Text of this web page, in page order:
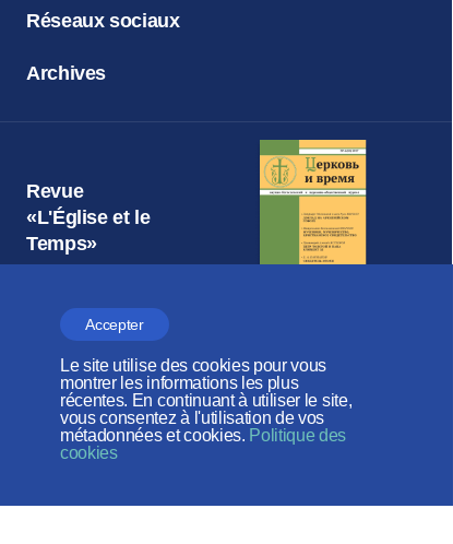
Accepter
Le site utilise des cookies pour vous
montrer les informations les plus
récentes. En continuant à utiliser le site,
vous consentez à l'utilisation de vos
métadonnées et cookies. Politique des
cookies
Réseaux sociaux
Archives
Revue
«L'Église et le
Temps»
Patriarcat de Moscou
DÉPARTEMENT DES RELATIONS
ECCLÉSIASTIQUES EXTÉRIEURES